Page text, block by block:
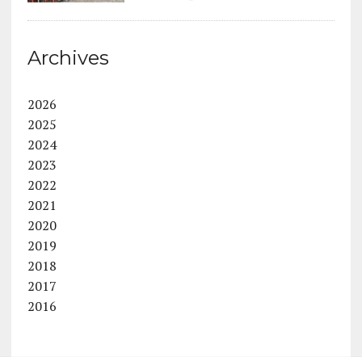
Archives
2026
2025
2024
2023
2022
2021
2020
2019
2018
2017
2016